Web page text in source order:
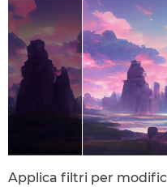
Applica filtri per